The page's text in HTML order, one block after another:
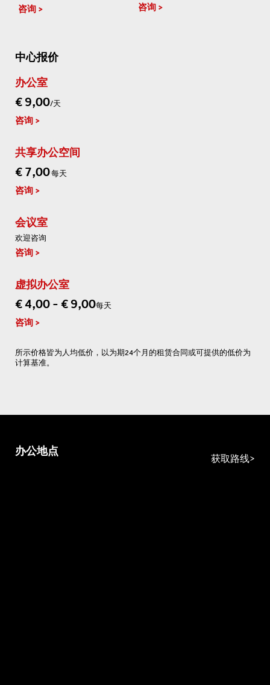
咨询 咨询
中心报价
办公室
€ 9,00/天
咨询
共享办公空间
€ 7,00每天
咨询
会议室
欢迎咨询
咨询
虚拟办公室
€ 4,00 - € 9,00每天
咨询
所示价格皆为人均低价，以为期24个月的租赁合同或可提供的低价为
计算基准。
办公地点
获取路线